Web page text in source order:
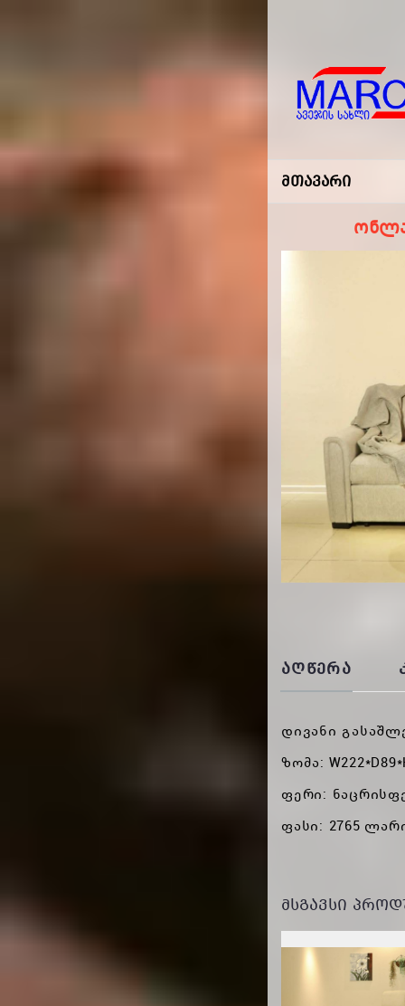
Სახლი
Მთავარი
ᲐᲦᲬᲔᲠᲐ
დივანი
ზომა:
ფერი:
ფასი: 2765
ᲛᲡᲒᲐᲕᲡᲘ